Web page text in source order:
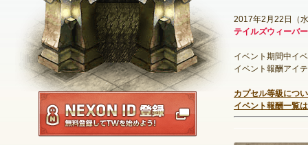
NEXON ID登録
2017年2月22日（
テイルズウィーバ
イベント期間中イ
イベント報酬アイ
カプセル等級につ
イベント報酬一覧